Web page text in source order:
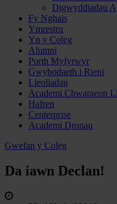
Digwyddiadau
Fy Nghais
Ymrestru
Yn y Coleg
Alumni
Porth Myfyrwyr
Gwybodaeth i Rieni
Lleoliadau
Academi Chwaraeon
Hafren
Centerprise
Academi Dronau
Gwefan y Coleg
Da iawn Declan!